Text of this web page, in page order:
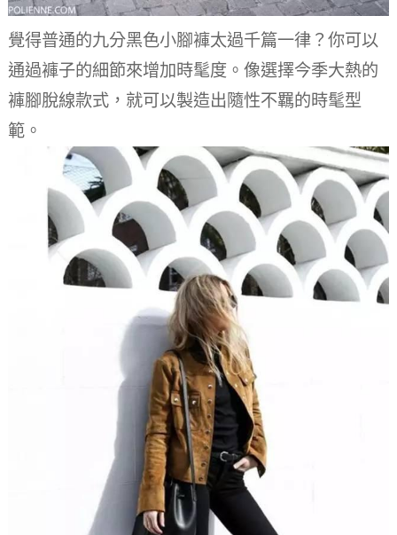
覺得普通的九分黑色小腳褲太過千篇一律？ 你可以
通過褲子的細節來增加時髦度。 像選擇今季大熱的
褲腳脫線款式，就可以製造出隨性不羈的時髦型
範。